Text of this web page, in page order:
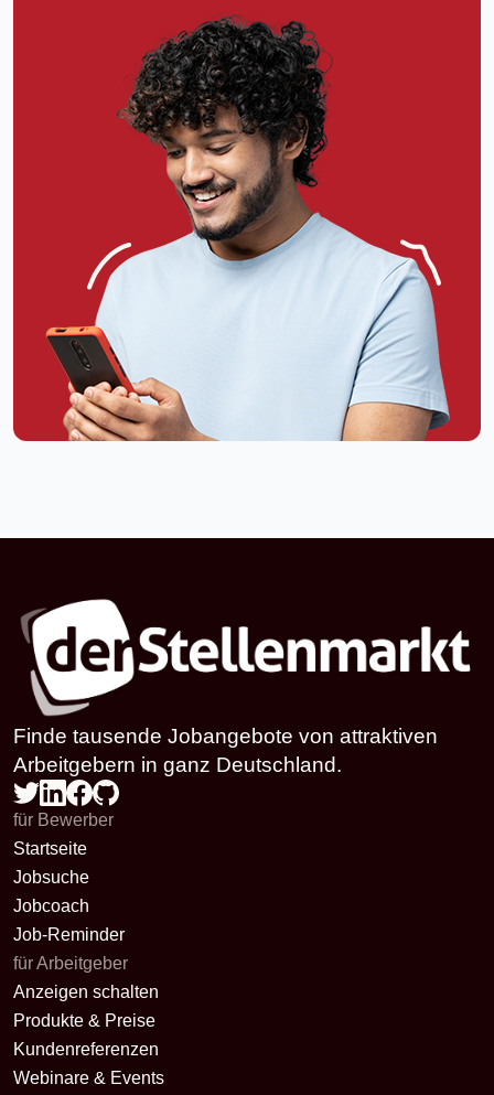
Finde tausende Jobangebote von attraktiven
Arbeitgebern in ganz Deutschland.
für Bewerber
Startseite
Jobsuche
Jobcoach
Job-Reminder
für Arbeitgeber
Anzeigen schalten
Produkte & Preise
Kundenreferenzen
Webinare & Events